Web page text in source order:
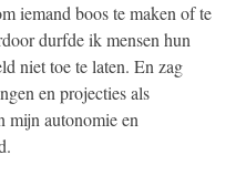
iemand boos te maken of te
durfde ik mensen hun
niet toe te laten. En zag
en projecties als
mijn autonomie en